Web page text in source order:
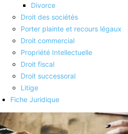
Divorce
Droit des sociétés
Porter plainte et recours légaux
Droit commercial
Propriété Intellectuelle
Droit fiscal
Droit successoral
Litige
Fiche Juridique